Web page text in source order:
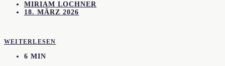
MIRIAM LOCHNER
18. MÄRZ 2026
WEITERLESEN
6 MIN